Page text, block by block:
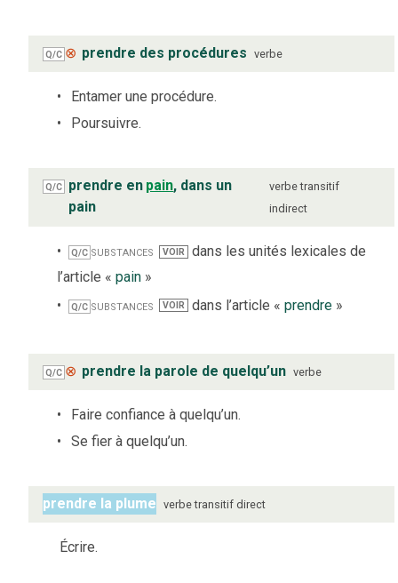
Q/C ⊗ prendre des procédures verbe
Entamer une procédure.
Poursuivre.
Q/C prendre en pain, dans un
pain
verbe transitif
indirect
Q/C substances VOIR
dans les unités lexicales de
l’article « pain »
Q/C substances VOIR dans l’article «prendre »
Q/C ⊗ prendre la parole de quelqu’un verbe
Faire confiance à quelqu’un.
Se fier à quelqu’un.
prendre la plume verbe transitif direct
Écrire.